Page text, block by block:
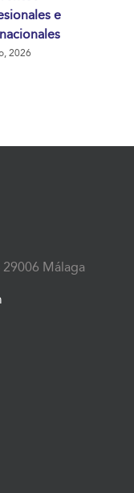
e
2026
Málaga